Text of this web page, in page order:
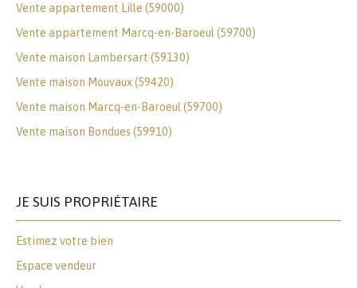
Vente appartement Lille (59000)
Vente appartement Marcq-en-Baroeul (59700)
Vente maison Lambersart (59130)
Vente maison Mouvaux (59420)
Vente maison Marcq-en-Baroeul (59700)
Vente maison Bondues (59910)
JE SUIS PROPRIÉTAIRE
Estimez votre bien
Espace vendeur